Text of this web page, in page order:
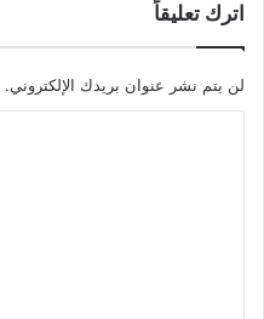
اترك تعليقاً
لن يتم نشر عنوان بريدك الإلكتروني.